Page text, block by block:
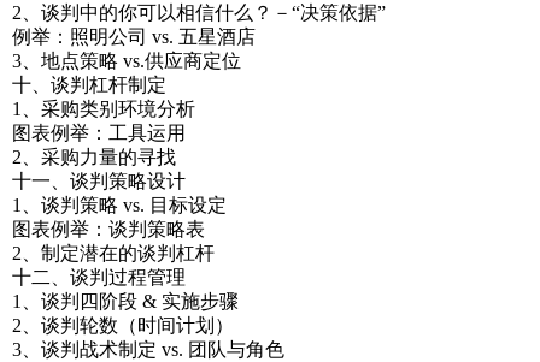
2、谈判中的你可以相信什么？－“决策依据”
例举：照明公司 vs. 五星酒店
3、地点策略 vs.供应商定位
十、谈判杠杆制定
1、采购类别环境分析
图表例举：工具运用
2、采购力量的寻找
十一、谈判策略设计
1、谈判策略 vs. 目标设定
图表例举：谈判策略表
2、制定潜在的谈判杠杆
十二、谈判过程管理
1、谈判四阶段 & 实施步骤
2、谈判轮数（时间计划）
3、谈判战术制定 vs. 团队与角色